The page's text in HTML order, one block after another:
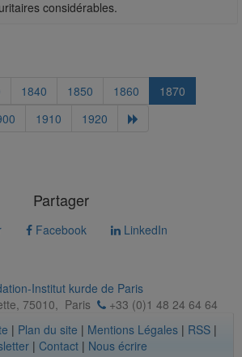
considérables.
1840 1850 1860
1870
1910 1920
Partager
Facebook LinkedIn
Institut kurde de Paris
75010, Paris
+33 (0)1 48 24 64 64
| Plan du site | Mentions Légales | RSS |
| Contact| Nous écrire